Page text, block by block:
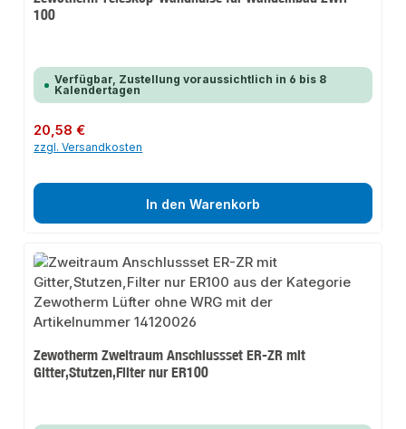
100
Verfügbar, Zustellung voraussichtlich in 6 bis 8
Kalendertagen
Regulärer Preis:
20,58 €
zzgl. Versandkosten
In den Warenkorb
Zewotherm Zweitraum Anschlussset ER-ZR mit
Gitter,Stutzen,Filter nur ER100